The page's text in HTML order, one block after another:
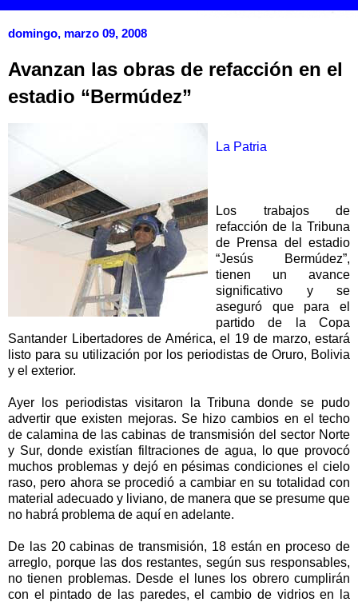
domingo, marzo 09, 2008
Avanzan las obras de refacción en el
estadio “Bermúdez”
La Patria
Los trabajos de
refacción de la Tribuna
de Prensa del estadio
“Jesús Bermúdez”,
tienen un avance
significativo y se
aseguró que para el
partido de la Copa
Santander Libertadores de América, el 19 de marzo, estará
listo para su utilización por los periodistas de Oruro, Bolivia
y el exterior.
Ayer los periodistas visitaron la Tribuna donde se pudo
advertir que existen mejoras. Se hizo cambios en el techo
de calamina de las cabinas de transmisión del sector Norte
y Sur, donde existían filtraciones de agua, lo que provocó
muchos problemas y dejó en pésimas condiciones el cielo
raso, pero ahora se procedió a cambiar en su totalidad con
material adecuado y liviano, de manera que se presume que
no habrá problema de aquí en adelante.
De las 20 cabinas de transmisión, 18 están en proceso de
arreglo, porque las dos restantes, según sus responsables,
no tienen problemas. Desde el lunes los obrero cumplirán
con el pintado de las paredes, el cambio de vidrios en la